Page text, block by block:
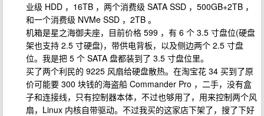
业级 HDD ，16TB ，两个消费级 SATA SSD ，500GB+2TB ，
和一个消费级 NVMe SSD ，2TB 。
机箱是星之海御夫座，目前价格 599 ，有 6 个 3.5 寸盘位(硬盘
架也支持 2.5 寸硬盘)，带供电背板，以及侧边两个 2.5 寸盘
位。我是把 5 个 SATA 盘都装到了 3.5 寸盘位里。
买了两个利民的 9225 风扇给硬盘散热。在淘宝花 34 买到了原
价可能要 300 块钱的海盗船 Commander Pro ，二手，没有盒
子和连接线，只有控制器本体，不过也够用了，用来控制两个风
扇，Linux 内核自带驱动。不过我买的这家店下架了，搜了下好